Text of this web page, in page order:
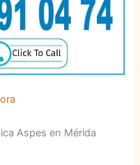
Aspes en Mérida